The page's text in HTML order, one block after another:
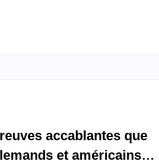
accablantes que
et américains